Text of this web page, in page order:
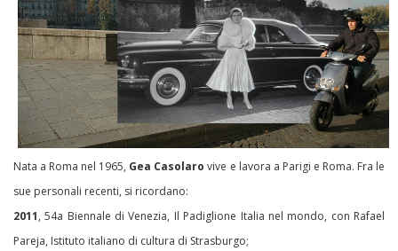
Nata a Roma nel 1965, Gea Casolaro vive e lavora a Parigi e Roma. Fra le
sue personali recenti, si ricordano:
2011, 54a Biennale di Venezia, Il Padiglione Italia nel mondo, con Rafael
Pareja, Istituto italiano di cultura di Strasburgo;